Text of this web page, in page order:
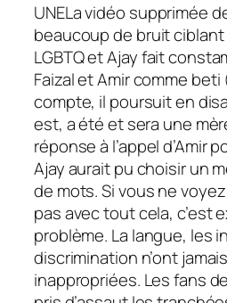
UNELa vidéo supprimée
beaucoup de bruit
LGBTQ et Ajay fait
Faizal et Amir comme beti
compte, il poursuit en
est, a été et sera une
réponse à l’appel d’Amir
Ajay aurait pu choisir un
de mots. Si vous ne
pas avec tout cela, c’est
problème. La langue, les
discrimination n’ont
inappropriées. Les fans